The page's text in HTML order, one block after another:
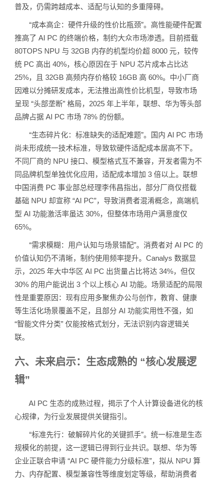
普及，仍需跨越成本、适配与认知的多重障碍。
“成本高企：硬件升级的性价比瓶颈”。高性能硬件配置
推高了 AI PC 的终端价格，制约大众市场渗透。目前搭载
80TOPS NPU 与 32GB 内存的机型均价超 8000 元，较传
统 PC 高出 40%，核心原因在于 NPU 芯片成本占比达
25%，且 32GB 高频内存价格较 16GB 高 60%。中小厂商
因难以分摊研发成本，无法推出高性价比机型，导致市场
呈现 “头部垄断” 格局，2025 年上半年，联想、华为等头部
品牌占据 AI PC 市场 78% 的份额。
“生态碎片化：标准缺失的适配难题”。国内 AI PC 市场
尚未形成统一技术标准，导致软硬件适配成本居高不下。
不同厂商的 NPU 接口、模型格式互不兼容，开发者需为不
同品牌机型单独优化应用，适配成本增加 3 倍以上。联想
中国消费 PC 事业部总经理李伟昌指出，部分厂商仅搭载
基础 NPU 却宣称 “AI PC”，导致消费者混淆概念，高端机
型 AI 功能激活率虽达 30%，但整体市场用户满意度仅
65%。
“需求模糊：用户认知与场景错配”。消费者对 AI PC 的
价值认知仍不清晰，制约使用频率提升。Canalys 数据显
示，2025 年大中华区 AI PC 出货量占比将达 34%，但仅
30% 的用户能说出 3 个以上核心 AI 功能。场景适配的局限
性是重要原因：现有应用多聚焦办公与创作，教育、健康
等生活化场景覆盖不足，且部分 AI 功能实用性不强，如
“智能文件分类” 仅能按格式划分，无法识别内容逻辑关
联。
六、未来启示：生态成熟的 “核心发展逻
辑”
AI PC 生态的成熟过程，揭示了个人计算设备进化的核
心规律，为行业发展提供关键指引。
“标准先行：破解碎片化的关键抓手”。统一标准是生态
规模化的前提，这一逻辑已得到行业共识。联想、华为等
企业正联合申请 “AI PC 硬件能力分级标准”，拟从 NPU 算
力、内存配置、模型兼容性等维度划定等级，帮助消费者